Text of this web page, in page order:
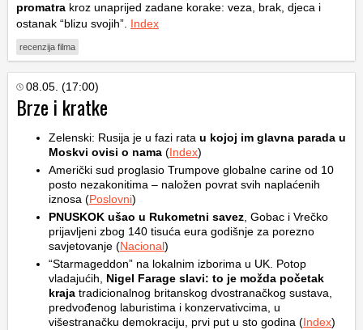
promatra kroz unaprijed zadane korake: veza, brak, djeca i
ostanak “blizu svojih”. Index
recenzija filma
08.05. (17:00)
Brze i kratke
Zelenski: Rusija je u fazi rata u kojoj im glavna parada u
Moskvi ovisi o nama (Index)
Američki sud proglasio Trumpove globalne carine od 10
posto nezakonitima – naložen povrat svih naplaćenih
iznosa (Poslovni)
PNUSKOK ušao u Rukometni savez , Gobac i Vrečko
prijavljeni zbog 140 tisuća eura godišnje za porezno
savjetovanje (Nacional)
“Starmageddon” na lokalnim izborima u UK. Potop
vladajućih, Nigel Farage slavi: to je možda početak
kraja tradicionalnog britanskog dvostranačkog sustava,
predvođenog laburistima i konzervativcima, u
višestranačku demokraciju, prvi put u sto godina (Index)